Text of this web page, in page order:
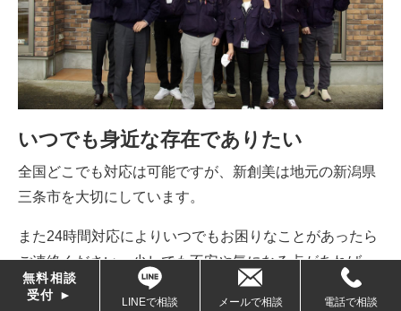
いつでも身近な存在でありたい
全国どこでも対応は可能ですが、新創美は地元の新潟県
三条市を大切にしています。
また24時間対応によりいつでもお困りなことがあったら
ご連絡ください。少しでも不安や気になる点があれば、
ご連絡ください。
無料相談
受付 ►
LINEで相談 メールで相談 電話で相談